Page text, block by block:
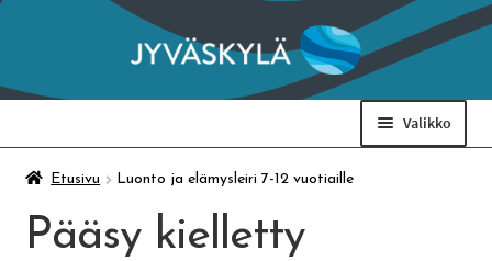
Siirry
navigointiin
Siirry
sisältöön
Valikko
Taidemuseo & Ratamo
Suomen käsityön museo
Etusivu Luonto ja elämysleiri 7-12 vuotiaille
Pääsy kielletty